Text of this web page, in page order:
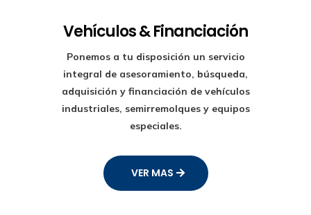
Vehículos & Financiación
Ponemos a tu disposición un servicio
integral de asesoramiento, búsqueda,
adquisición y financiación de vehículos
industriales, semirremolques y equipos
especiales.
VER MAS